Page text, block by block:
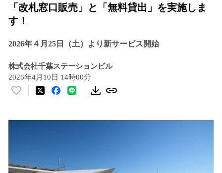
「改札窓口販売」と「無料貸出」を実施しま
す！
2026年４月25日（土）より新サービス開始
株式会社千葉ステーションビル
2026年4月10日 14時00分
い
み